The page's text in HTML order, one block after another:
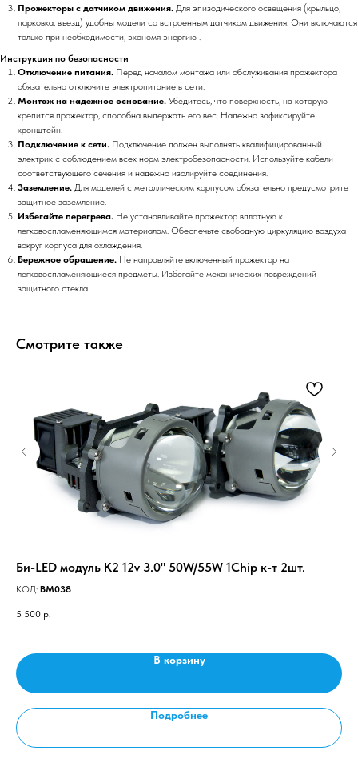
Прожекторы с датчиком движения. Для эпизодического освещения (крыльцо,
парковка, въезд) удобны модели со встроенным датчиком движения. Они включаются
только при необходимости, экономя энергию .
Инструкция по безопасности
Отключение питания. Перед началом монтажа или обслуживания прожектора
обязательно отключите электропитание в сети.
Монтаж на надежное основание. Убедитесь, что поверхность, на которую
крепится прожектор, способна выдержать его вес. Надежно зафиксируйте
кронштейн.
Подключение к сети. Подключение должен выполнять квалифицированный
электрик с соблюдением всех норм электробезопасности. Используйте кабели
соответствующего сечения и надежно изолируйте соединения.
Заземление. Для моделей с металлическим корпусом обязательно предусмотрите
защитное заземление.
Избегайте перегрева. Не устанавливайте прожектор вплотную к
легковоспламеняющимся материалам. Обеспечьте свободную циркуляцию воздуха
вокруг корпуса для охлаждения.
Бережное обращение. Не направляйте включенный прожектор на
легковоспламеняющиеся предметы. Избегайте механических повреждений
защитного стекла.
Смотрите также
Би-LED модуль K2 12v 3.0" 50W/55W 1Chip к-т 2шт.
КОД: BM038
5 500 р.
В корзину
Подробнее